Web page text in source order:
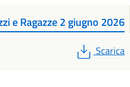
e Ragazze 2 giugno 2026
PDF
Scarica